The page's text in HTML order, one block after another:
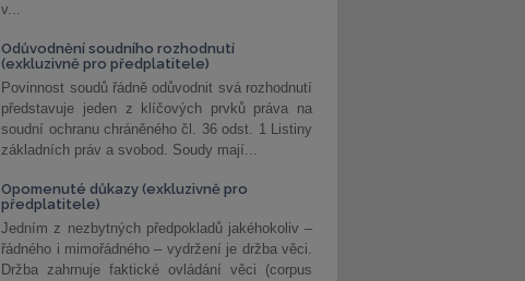
v...
Odůvodnění soudního rozhodnutí
(exkluzivně pro předplatitele)
Povinnost soudů řádně odůvodnit svá rozhodnutí
představuje jeden z klíčových prvků práva na
soudní ochranu chráněného čl. 36 odst. 1 Listiny
základních práv a svobod. Soudy mají...
Opomenuté důkazy (exkluzivně pro
předplatitele)
Jedním z nezbytných předpokladů jakéhokoliv –
řádného i mimořádného – vydržení je držba věci.
Držba zahrnuje faktické ovládání věci (corpus